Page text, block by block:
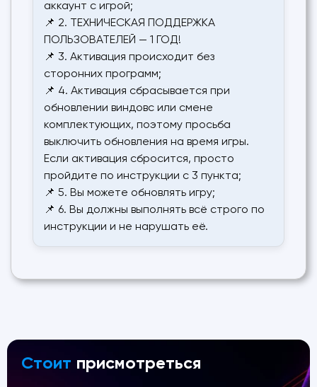
аккаунт с игрой;
📌 2. ТЕХНИЧЕСКАЯ ПОДДЕРЖКА
ПОЛЬЗОВАТЕЛЕЙ — 1 ГОД!
📌 3. Активация происходит без
сторонних программ;
📌 4. Активация сбрасывается при
обновлении виндовс или смене
комплектующих, поэтому просьба
выключить обновления на время игры.
Если активация сбросится, просто
пройдите по инструкции с 3 пункта;
📌 5. Вы можете обновлять игру;
📌 6. Вы должны выполнять всё строго по
инструкции и не нарушать её.
Стоит присмотреться